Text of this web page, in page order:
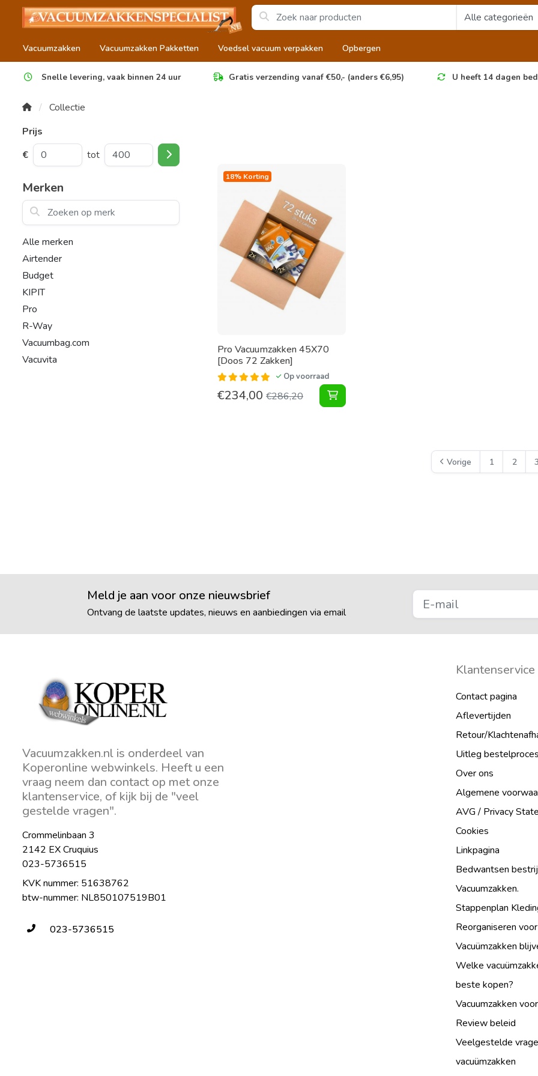
Vacuumzakken Vacuumzakken Pakketten Voedsel vacuum verpakken Opbergen
Snelle levering, vaak binnen 24 uur Gratis verzending vanaf €50,- (anders €6,95) U heeft 14 dagen
Collectie
Prijs
€
tot
Merken
Zoeken op merk
Alle merken
Airtender
Budget
KIPIT
Pro
R-Way
Vacuumbag.com
Vacuvita
18% Korting
Pro Vacuumzakken 45X70
[Doos 72 Zakken]
Op voorraad
€234,00 €286,20 Vacuumzakken 45X70 [Doos 72 Zakken]
Vorige 1 2 3
Meld je aan voor onze nieuwsbrief
Ontvang de laatste updates, nieuws en aanbiedingen via email
Vacuumzakken.nl is onderdeel van
Koperonline webwinkels. Heeft u een
vraag neem dan contact op met onze
klantenservice, of kijk bij de "veel
gestelde vragen".
Crommelinbaan 3
2142 EX Cruquius
023-5736515
KVK nummer: 51638762
btw-nummer: NL850107519B01
023-5736515
Klantenservice
Contact pagina
Aflevertijden
Retour/
Uitleg bestelproces
Over ons
Algemene
AVG / Privacy
Cookies
Linkpagina
Bedwantsen
Vacuumzakken.
Stappenplan
Reorganiseren
Vacuümzakken
Welke
beste kopen?
Vacuumzakken
Review beleid
Veelgestelde
vacuümzakken